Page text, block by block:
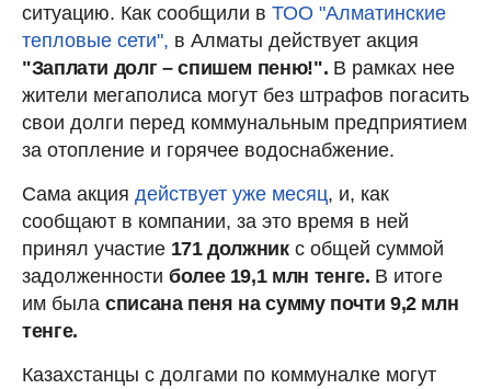
ситуацию. Как сообщили в ТОО "Алматинские
тепловые сети", в Алматы действует акция
"Заплати долг – спишем пеню!". В рамках нее
жители мегаполиса могут без штрафов погасить
свои долги перед коммунальным предприятием
за отопление и горячее водоснабжение.
Сама акция действует уже месяц, и, как
сообщают в компании, за это время в ней
принял участие 171 должникс общей суммой
задолженности более 19,1 млн тенге. В итоге
им была списана пеня на сумму почти 9,2 млн
тенге.
Казахстанцы с долгами по коммуналке могут